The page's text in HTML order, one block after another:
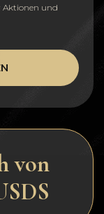
Aktionen und
von